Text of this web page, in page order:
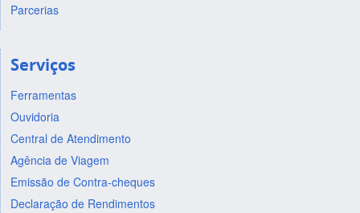
Parcerias
Serviços
Ferramentas
Ouvidoria
Central de Atendimento
Agência de Viagem
Emissão de Contra-cheques
Declaração de Rendimentos